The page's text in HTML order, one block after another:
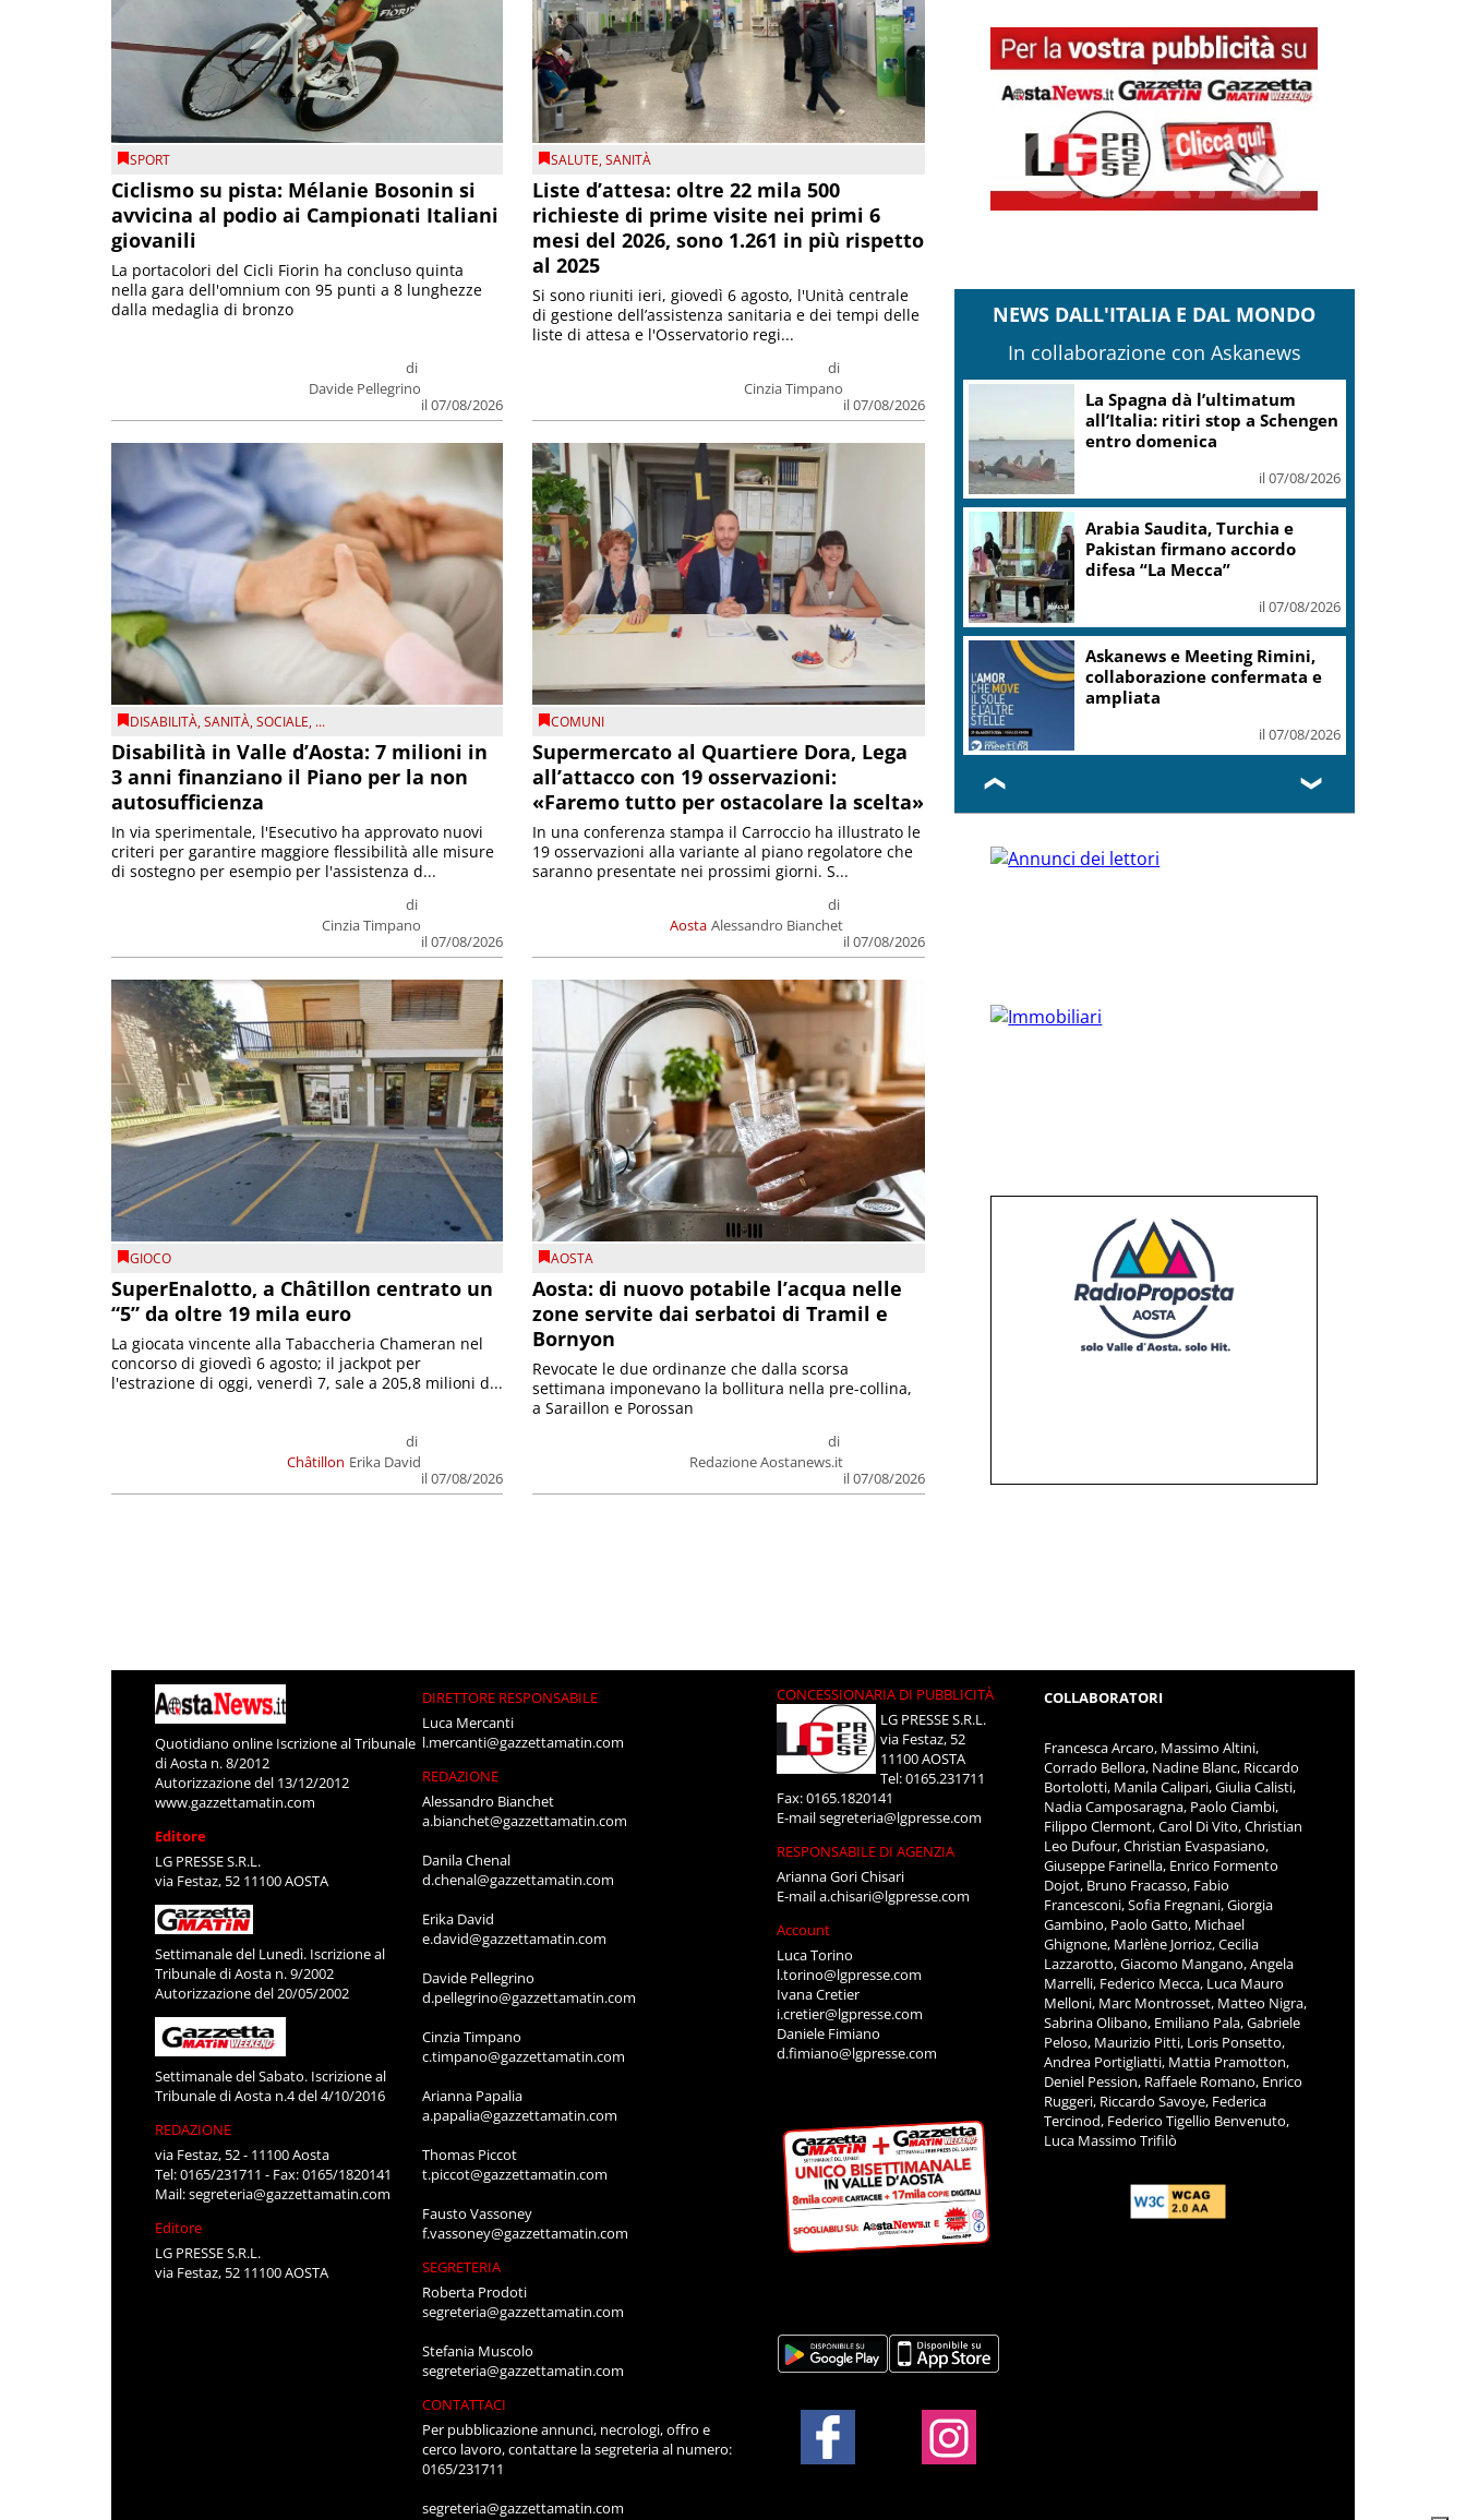
SPORT
Ciclismo su pista: Mélanie Bosonin si
avvicina al podio ai Campionati Italiani
giovanili
di
Davide Pellegrino
il 07/08/2026
La portacolori del Cicli Fiorin ha concluso quinta
nella gara dell'omnium con 95 punti a 8 lunghezze
dalla medaglia di bronzo
SALUTE,SANITÀ
Liste d’attesa: oltre 22 mila 500
richieste di prime visite nei primi 6
mesi del 2026, sono 1.261 in più rispetto
al 2025
di
Cinzia Timpano
il 07/08/2026
Si sono riuniti ieri, giovedì 6 agosto, l'Unità centrale
di gestione dell’assistenza sanitaria e dei tempi delle
liste di attesa e l'Osservatorio regi...
DISABILITÀ,SANITÀ,SOCIALE, ...
Disabilità in Valle d’Aosta: 7 milioni in
3 anni finanziano il Piano per la non
autosufficienza
di
Cinzia Timpano
il 07/08/2026
In via sperimentale, l'Esecutivo ha approvato nuovi
criteri per garantire maggiore flessibilità alle misure
di sostegno per esempio per l'assistenza d...
COMUNI
Supermercato al Quartiere Dora, Lega
all’attacco con 19 osservazioni:
«Faremo tutto per ostacolare la scelta»
Aosta
di
Alessandro Bianchet
il 07/08/2026
In una conferenza stampa il Carroccio ha illustrato le
19 osservazioni alla variante al piano regolatore che
saranno presentate nei prossimi giorni. S...
GIOCO
SuperEnalotto, a Châtillon centrato un
“5” da oltre 19 mila euro
Châtillon
di
Erika David
il 07/08/2026
La giocata vincente alla Tabaccheria Chameran nel
concorso di giovedì 6 agosto; il jackpot per
l'estrazione di oggi, venerdì 7, sale a 205,8 milioni d...
AOSTA
Aosta: di nuovo potabile l’acqua nelle
zone servite dai serbatoi di Tramil e
Bornyon
di
Redazione Aostanews.it
il 07/08/2026
Revocate le due ordinanze che dalla scorsa
settimana imponevano la bollitura nella pre-collina,
a Saraillon e Porossan
NEWS DALL'ITALIA E DAL MONDO
In collaborazione con Askanews
La Spagna dà l’ultimatum
all’Italia: ritiri stop a Schengen
entro domenica
il 07/08/2026
Arabia Saudita, Turchia e
Pakistan firmano accordo
difesa “La Mecca”
il 07/08/2026
Askanews e Meeting Rimini,
collaborazione confermata e
ampliata
il 07/08/2026
❮ ❯
Quotidiano online Iscrizione al Tribunale
di Aosta n. 8/2012
Autorizzazione del 13/12/2012
www.gazzettamatin.com
Editore
LG PRESSE S.R.L.
via Festaz, 52 11100 AOSTA
Settimanale del Lunedì. Iscrizione al
Tribunale di Aosta n. 9/2002
Autorizzazione del 20/05/2002
Settimanale del Sabato. Iscrizione al
Tribunale di Aosta n.4 del 4/10/2016
REDAZIONE
via Festaz, 52 - 11100 Aosta
Tel: 0165/231711 - Fax: 0165/1820141
Mail:segreteria@gazzettamatin.com
Editore
LG PRESSE S.R.L.
via Festaz, 52 11100 AOSTA
DIRETTORE RESPONSABILE
Luca Mercanti
l.mercanti@gazzettamatin.com
REDAZIONE
Alessandro Bianchet
a.bianchet@gazzettamatin.com
Danila Chenal
d.chenal@gazzettamatin.com
Erika David
e.david@gazzettamatin.com
Davide Pellegrino
d.pellegrino@gazzettamatin.com
Cinzia Timpano
c.timpano@gazzettamatin.com
Arianna Papalia
a.papalia@gazzettamatin.com
Thomas Piccot
t.piccot@gazzettamatin.com
Fausto Vassoney
f.vassoney@gazzettamatin.com
SEGRETERIA
Roberta Prodoti
segreteria@gazzettamatin.com
Stefania Muscolo
segreteria@gazzettamatin.com
CONTATTACI
Per pubblicazione annunci, necrologi, offro e
cerco lavoro, contattare la segreteria al numero:
0165/231711
segreteria@gazzettamatin.com
CONCESSIONARIA DI PUBBLICITÀ
LG PRESSE S.R.L.
via Festaz, 52
11100 AOSTA
Tel: 0165.231711
Fax: 0165.1820141
E-mailsegreteria@lgpresse.com
RESPONSABILE DI AGENZIA
Arianna Gori Chisari
E-maila.chisari@lgpresse.com
Account
Luca Torino
l.torino@lgpresse.com
Ivana Cretier
i.cretier@lgpresse.com
Daniele Fimiano
d.fimiano@lgpresse.com
COLLABORATORI
Francesca Arcaro, Massimo Altini,
Corrado Bellora, Nadine Blanc, Riccardo
Bortolotti, Manila Calipari, Giulia Calisti,
Nadia Camposaragna, Paolo Ciambi,
Filippo Clermont, Carol Di Vito, Christian
Leo Dufour, Christian Evaspasiano,
Giuseppe Farinella, Enrico Formento
Dojot, Bruno Fracasso, Fabio
Francesconi, Sofia Fregnani, Giorgia
Gambino, Paolo Gatto, Michael
Ghignone, Marlène Jorrioz, Cecilia
Lazzarotto, Giacomo Mangano, Angela
Marrelli, Federico Mecca, Luca Mauro
Melloni, Marc Montrosset, Matteo Nigra,
Sabrina Olibano, Emiliano Pala, Gabriele
Peloso, Maurizio Pitti, Loris Ponsetto,
Andrea Portigliatti, Mattia Pramotton,
Deniel Pession, Raffaele Romano, Enrico
Ruggeri, Riccardo Savoye, Federica
Tercinod, Federico Tigellio Benvenuto,
Luca Massimo Trifilò